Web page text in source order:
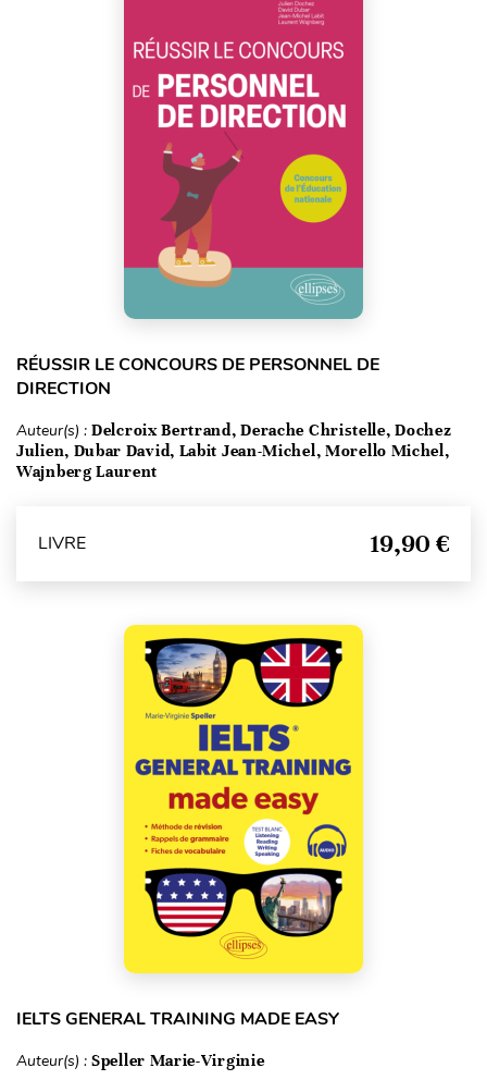
RÉUSSIR LE CONCOURS DE PERSONNEL DE
DIRECTION
Auteur(s) : Delcroix Bertrand, Derache Christelle, Dochez
Julien, Dubar David, Labit Jean-Michel, Morello Michel,
Wajnberg Laurent
LIVRE 19,90 €
IELTS GENERAL TRAINING MADE EASY
Auteur(s) : Speller Marie-Virginie